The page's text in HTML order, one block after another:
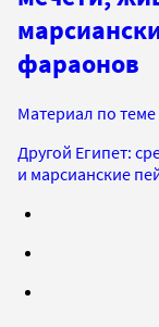
фараонов
Материал по теме
Другой Египет:
и марсианские